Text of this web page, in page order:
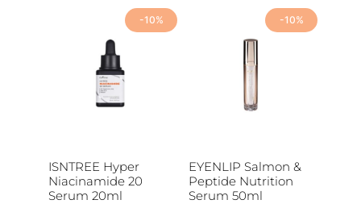
-10%
ISNTREE Hyper
Niacinamide 20
Serum 20ml
-10%
EYENLIP Salmon &
Peptide Nutrition
Serum 50ml